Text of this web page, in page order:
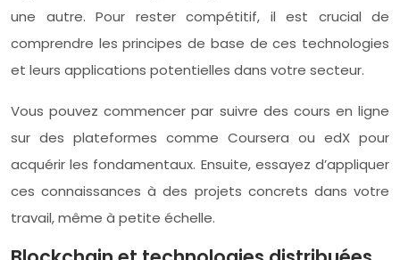
une autre. Pour rester compétitif, il est crucial de
comprendre les principes de base de ces technologies
et leurs applications potentielles dans votre secteur.
Vous pouvez commencer par suivre des cours en ligne
sur des plateformes comme Coursera ou edX pour
acquérir les fondamentaux. Ensuite, essayez d’appliquer
ces connaissances à des projets concrets dans votre
travail, même à petite échelle.